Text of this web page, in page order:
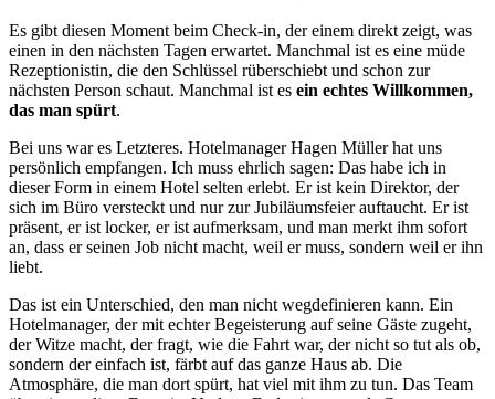
Es gibt diesen Moment beim Check-in, der einem direkt zeigt, was
einen in den nächsten Tagen erwartet. Manchmal ist es eine müde
Rezeptionistin, die den Schlüssel rüberschiebt und schon zur
nächsten Person schaut. Manchmal ist es ein echtes Willkommen,
das man spürt.
Bei uns war es Letzteres. Hotelmanager Hagen Müller hat uns
persönlich empfangen. Ich muss ehrlich sagen: Das habe ich in
dieser Form in einem Hotel selten erlebt. Er ist kein Direktor, der
sich im Büro versteckt und nur zur Jubiläumsfeier auftaucht. Er ist
präsent, er ist locker, er ist aufmerksam, und man merkt ihm sofort
an, dass er seinen Job nicht macht, weil er muss, sondern weil er ihn
liebt.
Das ist ein Unterschied, den man nicht wegdefinieren kann. Ein
Hotelmanager, der mit echter Begeisterung auf seine Gäste zugeht,
der Witze macht, der fragt, wie die Fahrt war, der nicht so tut als ob,
sondern der einfach ist, färbt auf das ganze Haus ab. Die
Atmosphäre, die man dort spürt, hat viel mit ihm zu tun. Das Team